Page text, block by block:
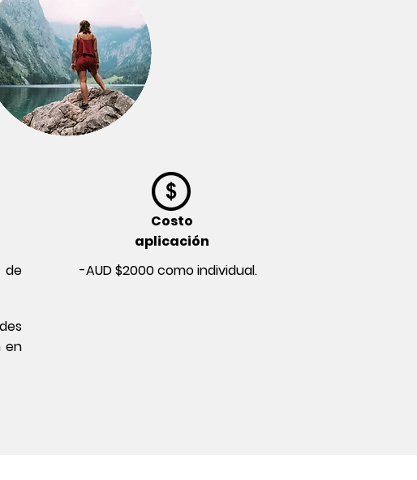
de
en
Costo
aplicación
-AUD $2000 como individual.